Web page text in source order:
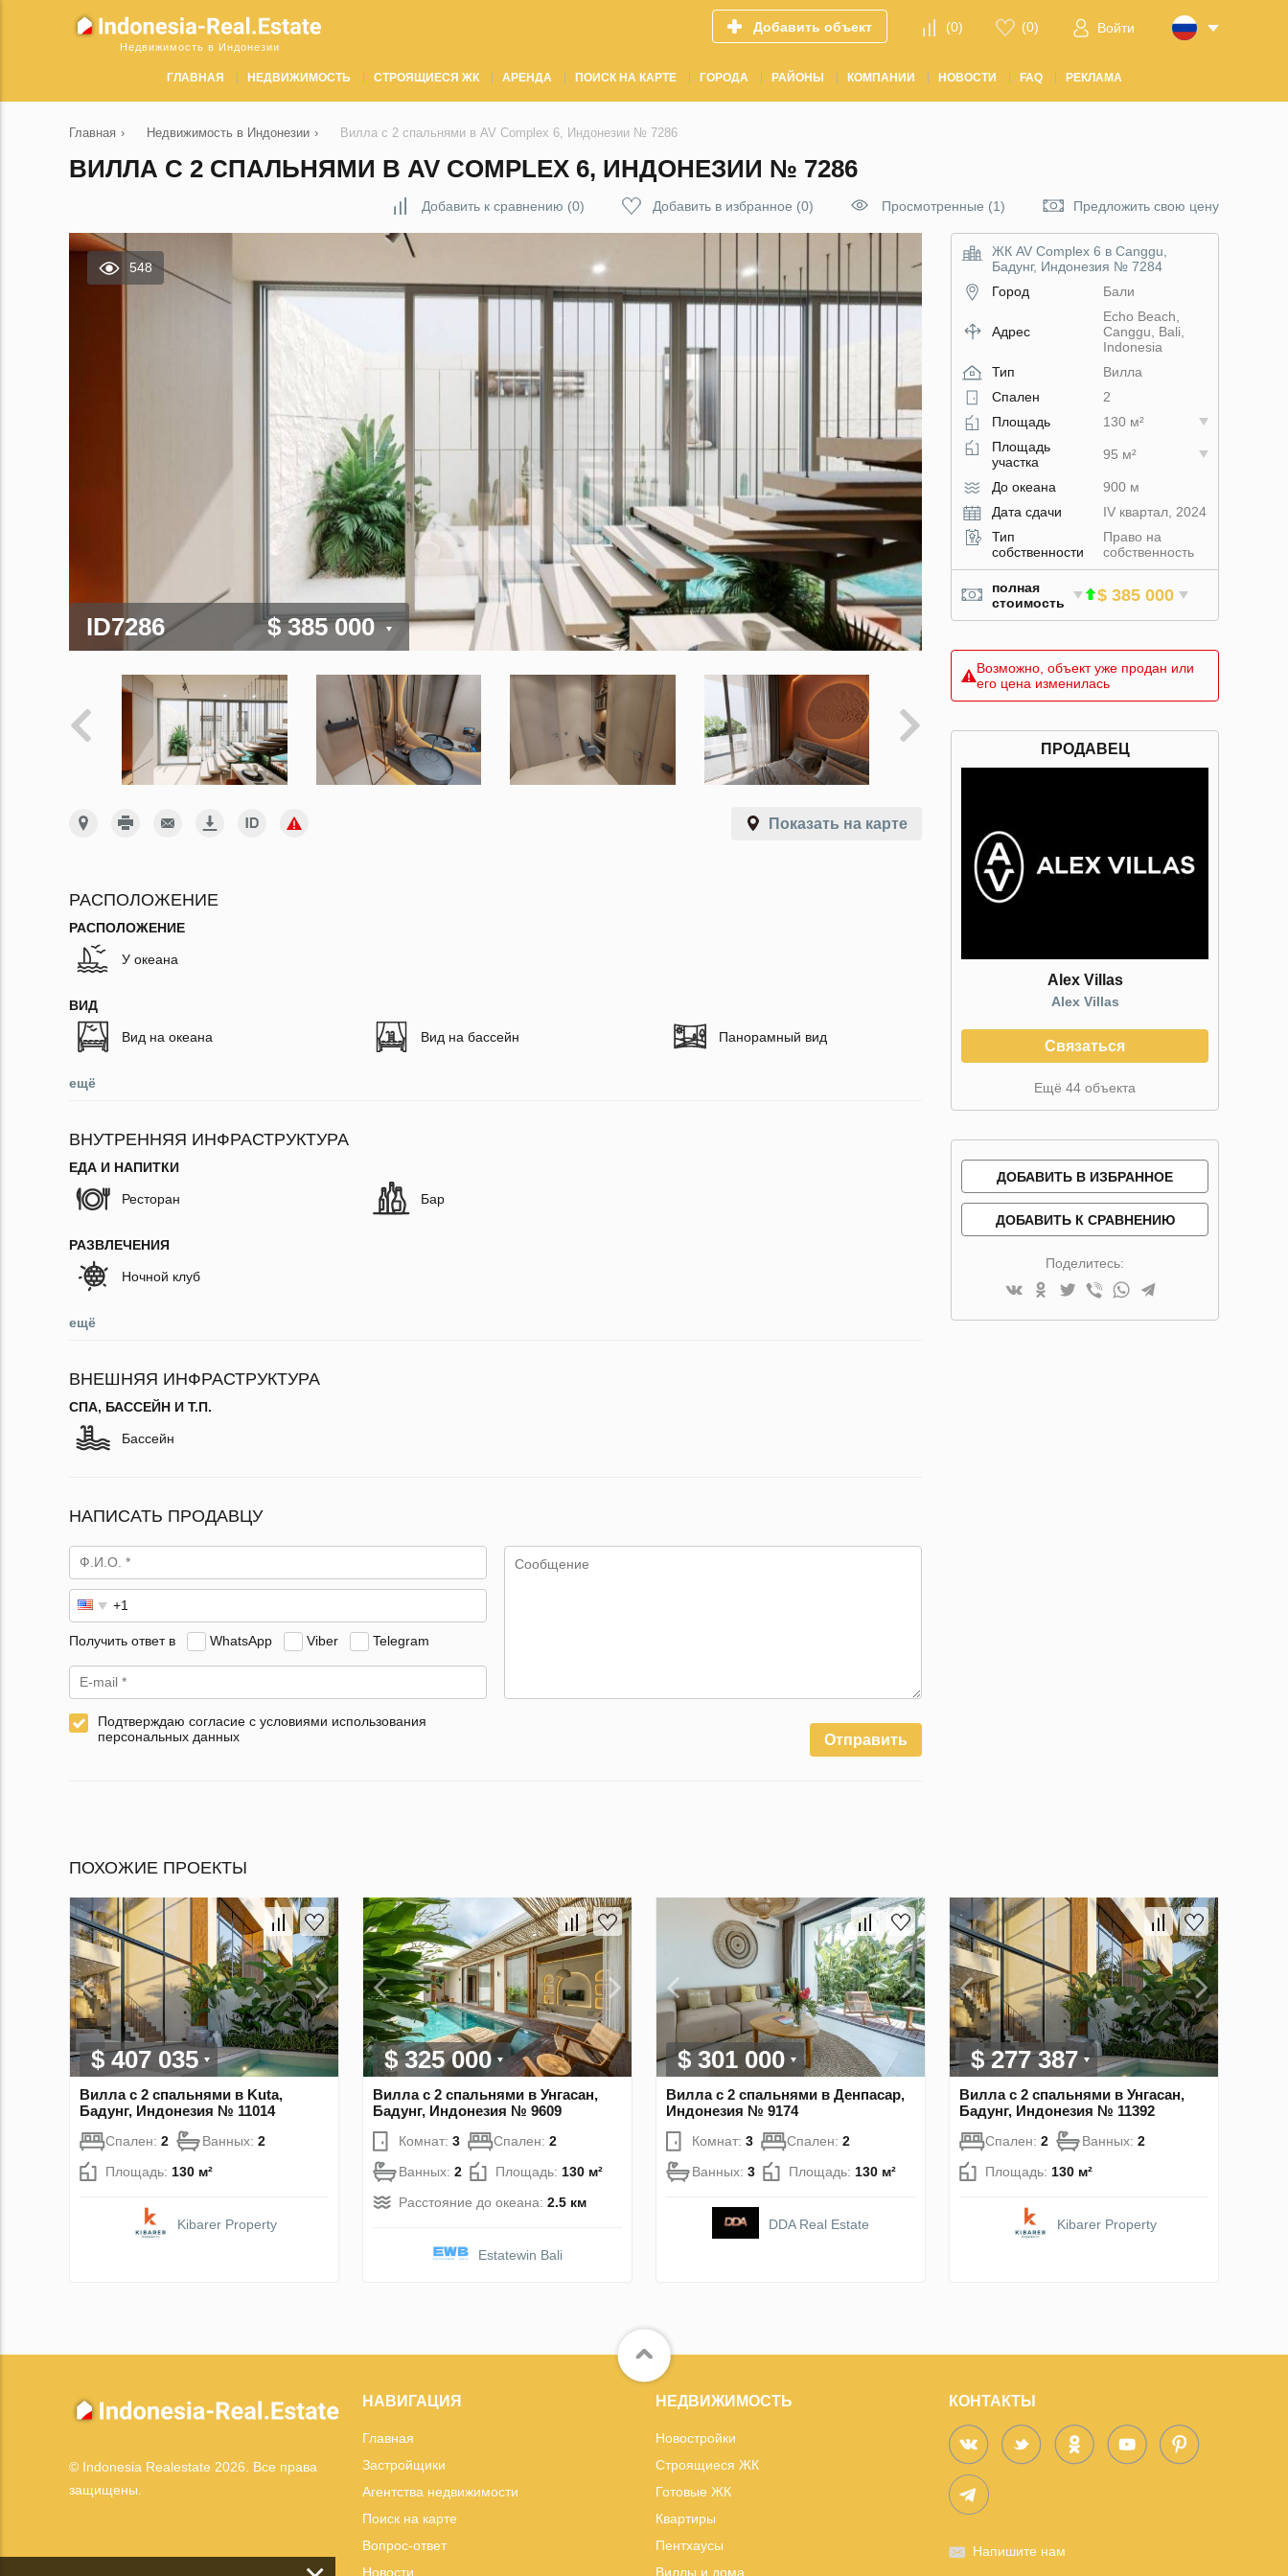
Недвижимость в Индонезии
Добавить объект (0) (0) Войти
ГЛАВНАЯ НЕДВИЖИМОСТЬ СТРОЯЩИЕСЯ ЖК АРЕНДА ПОИСК НА КАРТЕ ГОРОДА РАЙОНЫ КОМПАНИИ НОВОСТИ FAQ РЕКЛАМА
Главная › Недвижимость в Индонезии › Вилла с 2 спальнями в AV Complex 6, Индонезии № 7286
ВИЛЛА С 2 СПАЛЬНЯМИ В AV COMPLEX 6, ИНДОНЕЗИИ № 7286
Добавить к сравнению (0) Добавить в избранное (0) Просмотренные (1) Предложить свою цену
548
ID7286 $ 385 000
Показать на карте
РАСПОЛОЖЕНИЕ
РАСПОЛОЖЕНИЕ
У океана
ВИД
Вид на океана Вид на бассейн Панорамный вид
ещё
ВНУТРЕННЯЯ ИНФРАСТРУКТУРА
ЕДА И НАПИТКИ
Ресторан Бар
РАЗВЛЕЧЕНИЯ
Ночной клуб
ещё
ВНЕШНЯЯ ИНФРАСТРУКТУРА
СПА, БАССЕЙН И Т.П.
Бассейн
НАПИСАТЬ ПРОДАВЦУ
Получить ответ в WhatsApp Viber Telegram
Подтверждаю согласие с условиями использования
персональных данных
Отправить
ЖК AV Complex 6 в Canggu,
Бадунг, Индонезия № 7284
Город
Бали
Адрес
Echo Beach,
Canggu, Bali,
Indonesia
Тип
Вилла
Спален
2
Площадь
130 м²
Площадь
участка
95 м²
До океана
900 м
Дата сдачи
IV квартал, 2024
Тип
собственности
Право на
собственность
полная
стоимость
$ 385 000
Возможно, объект уже продан или
его цена изменилась
ПРОДАВЕЦ
Alex Villas
Alex Villas
Связаться
Ещё 44 объекта
ДОБАВИТЬ В ИЗБРАННОЕ
ДОБАВИТЬ К СРАВНЕНИЮ
Поделитесь:
ПОХОЖИЕ ПРОЕКТЫ
$ 407 035
Вилла с 2 спальнями в Kuta,
Бадунг, Индонезия № 11014
Спален: 2 Ванных: 2
Площадь: 130 м²
Kibarer Property
$ 325 000
Вилла с 2 спальнями в Унгасан,
Бадунг, Индонезия № 9609
Комнат: 3 Спален: 2
Ванных: 2 Площадь: 130 м²
Расстояние до океана: 2.5 км
Estatewin Bali
$ 301 000
Вилла с 2 спальнями в Денпасар,
Индонезия № 9174
Комнат: 3 Спален: 2
Ванных: 3 Площадь: 130 м²
DDA Real Estate
$ 277 387
Вилла с 2 спальнями в Унгасан,
Бадунг, Индонезия № 11392
Спален: 2 Ванных: 2
Площадь: 130 м²
Kibarer Property
© Indonesia Realestate 2026. Все права
защищены.
НАВИГАЦИЯ
Главная
Застройщики
Агентства недвижимости
Поиск на карте
Вопрос-ответ
Новости
НЕДВИЖИМОСТЬ
Новостройки
Строящиеся ЖК
Готовые ЖК
Квартиры
Пентхаусы
Виллы и дома
КОНТАКТЫ
Напишите нам